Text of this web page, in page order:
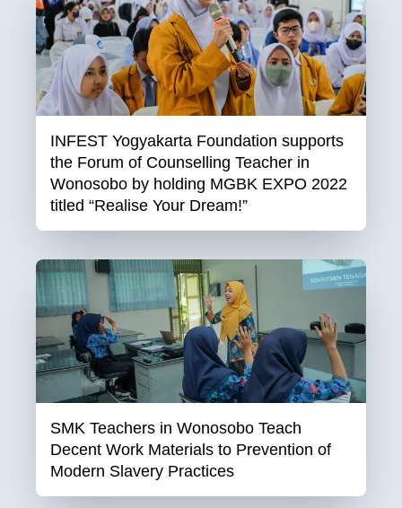
INFEST Yogyakarta Foundation supports
the Forum of Counselling Teacher in
Wonosobo by holding MGBK EXPO 2022
titled “Realise Your Dream!”
SMK Teachers in Wonosobo Teach
Decent Work Materials to Prevention of
Modern Slavery Practices